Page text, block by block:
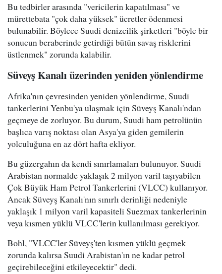
Bu tedbirler arasında "vericilerin kapatılması" ve
mürettebata "çok daha yüksek" ücretler ödenmesi
bulunabilir. Böylece Suudi denizcilik şirketleri "böyle bir
sonucun beraberinde getirdiği bütün savaş risklerini
üstlenmek" zorunda kalabilir.
Süveyş Kanalı üzerinden yeniden yönlendirme
Afrika'nın çevresinden yeniden yönlendirme, Suudi
tankerlerini Yenbu'ya ulaşmak için Süveyş Kanalı'ndan
geçmeye de zorluyor. Bu durum, Suudi ham petrolünün
başlıca varış noktası olan Asya'ya giden gemilerin
yolculuğuna en az dört hafta ekliyor.
Bu güzergahın da kendi sınırlamaları bulunuyor. Suudi
Arabistan normalde yaklaşık 2 milyon varil taşıyabilen
Çok Büyük Ham Petrol Tankerlerini (VLCC) kullanıyor.
Ancak Süveyş Kanalı'nın sınırlı derinliği nedeniyle
yaklaşık 1 milyon varil kapasiteli Suezmax tankerlerinin
veya kısmen yüklü VLCC'lerin kullanılması gerekiyor.
Bohl, "VLCC'ler Süveyş'ten kısmen yüklü geçmek
zorunda kalırsa Suudi Arabistan'ın ne kadar petrol
geçirebileceğini etkileyecektir" dedi.